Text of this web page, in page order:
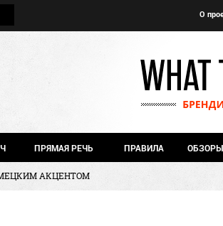
О
ПРЯМАЯ РЕЧЬ ПРАВИЛА ОБЗОРЫ
АКЦЕНТОМ